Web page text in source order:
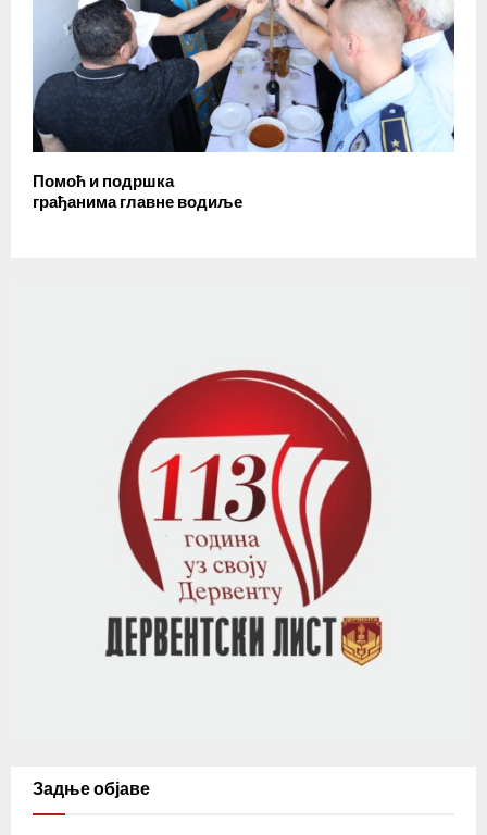
Помоћ и подршка
грађанима главне водиље
Задње објаве